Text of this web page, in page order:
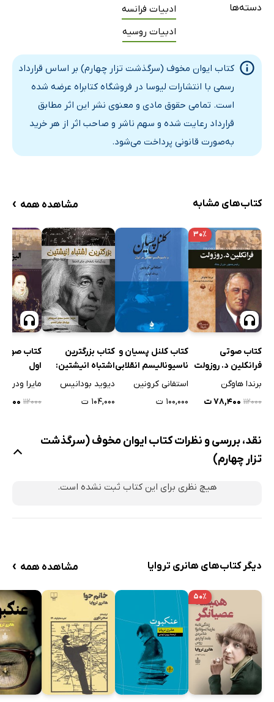
دسته‌ها
ادبیات فرانسه
ادبیات روسیه
کتاب ایوان مخوف (سرگذشت تزار چهارم) بر اساس قرارداد
رسمی با انتشارات لیوسا در فروشگاه کتابراه عرضه شده
است. تمامی حقوق مادی و معنوی نشر این اثر مطابق
قرارداد رعایت شده و سهم ناشر و صاحب اثر از هر خرید
به‌صورت قانونی پرداخت می‌شود.
کتاب‌های مشابه مشاهده همه ›
۳۰٪
کتاب صوتی
فرانکلین د. روزولت
برندا هاوگن
۱۱۲۰۰۰ ۷۸,۴۰۰ ت
کتاب کلنل پسیان و
ناسیونالیسم انقلابی
در ایران
استفانی کرونین
۱۰۰,۰۰۰ ت
کتاب بزرگترین
اشتباه انیشتین:
زندگینامه نابغه‌ای
دیوید بودانیس
۱۰۴,۰۰۰ ت
کتاب صوتی
اول
مایرا ودرلی
۱۱۲۰۰۰
نقد، بررسی و نظرات کتاب ایوان مخوف (سرگذشت
تزار چهارم)
هیچ نظری برای این کتاب ثبت نشده است.
دیگر کتاب‌های هانری تروایا مشاهده همه ›
۵۰٪